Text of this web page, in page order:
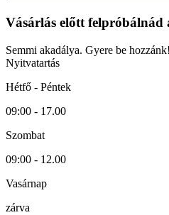
Vásárlás előtt felpróbálnád
Semmi akadálya. Gyere be hozzánk!
Nyitvatartás
Hétfő - Péntek
09:00 - 17.00
Szombat
09:00 - 12.00
Vasárnap
zárva